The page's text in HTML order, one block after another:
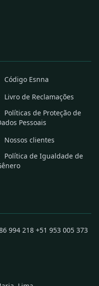
Código Esnna
Livro de Reclamações
Políticas de Proteção de
Pessoais
Nossos clientes
Política de Igualdade de
994 218 +51 953 005 373